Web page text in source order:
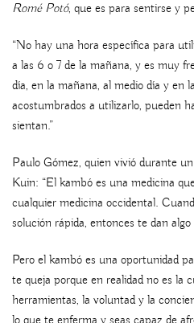
Romé Potó, que es para sentirse y
“No hay una hora específica para
a las 6 o 7 de la mañana, y es muy
día, en la mañana, al medio día y en
acostumbrados a utilizarlo, pueden
sientan.”
Paulo Gómez, quien vivió durante
Kuin: “El kambó es una medicina
cualquier medicina occidental.
solución rápida, entonces te dan
Pero el kambó es una oportunidad
te queja porque en realidad no es la
herramientas, la voluntad y la